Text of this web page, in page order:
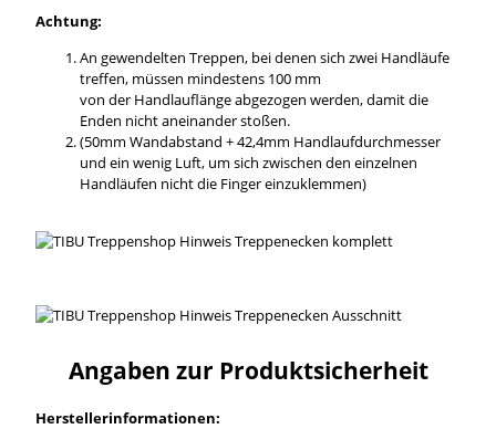
Achtung:
An gewendelten Treppen, bei denen sich zwei Handläufe
treffen, müssen mindestens 100 mm
von der Handlauflänge abgezogen werden, damit die
Enden nicht aneinander stoßen.
(50mm Wandabstand + 42,4mm Handlaufdurchmesser
und ein wenig Luft, um sich zwischen den einzelnen
Handläufen nicht die Finger einzuklemmen)
Angaben zur Produktsicherheit
Herstellerinformationen: